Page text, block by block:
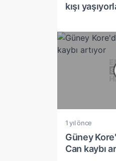
kışı
1 yıl önce
Güney
Can kaybı